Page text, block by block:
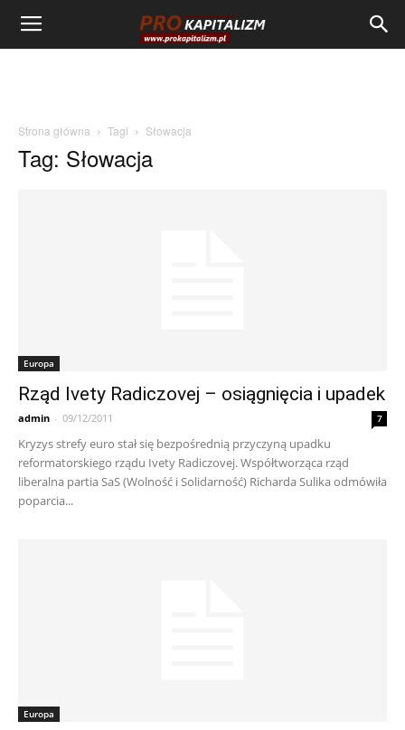
Strona główna Tagi Słowacja
Tag: Słowacja
Europa
Rząd Ivety Radiczovej – osiągnięcia i upadek
admin - 09/12/2011 7
Kryzys strefy euro stał się bezpośrednią przyczyną upadku
reformatorskiego rządu Ivety Radiczovej. Współtworząca rząd
liberalna partia SaS (Wolność i Solidarność) Richarda Sulika odmówiła
poparcia...
Europa